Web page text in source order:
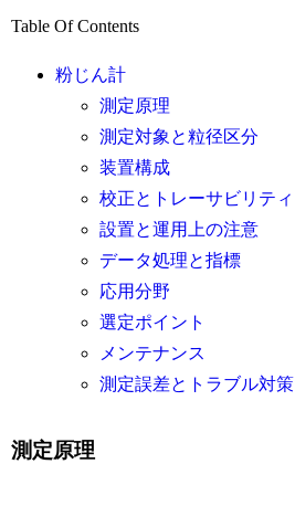
Table Of Contents
粉じん計
測定原理
測定対象と粒径区分
装置構成
校正とトレーサビリティ
設置と運用上の注意
データ処理と指標
応用分野
選定ポイント
メンテナンス
測定誤差とトラブル対策
測定原理